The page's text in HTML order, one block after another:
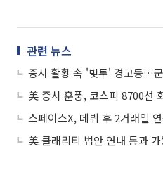
관련 뉴스
증시 활황 속 '빚투' 경고등…
스페이스X, 데뷔 후 2거래일